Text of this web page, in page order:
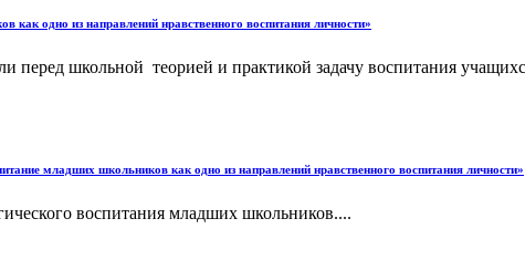
как одно из направлений нравственного воспитания личности»
перед школьной теорией и практикой задачу воспитания
младших школьников как одно из направлений нравственного воспитания личности»
воспитания младших школьников....